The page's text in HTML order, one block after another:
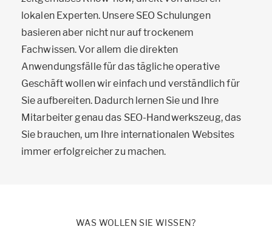
lokalen Experten. Unsere SEO Schulungen
basieren aber nicht nur auf trockenem
Fachwissen. Vor allem die direkten
Anwendungsfälle für das tägliche operative
Geschäft wollen wir einfach und verständlich für
Sie aufbereiten. Dadurch lernen Sie und Ihre
Mitarbeiter genau das SEO-Handwerkszeug, das
Sie brauchen, um Ihre internationalen Websites
immer erfolgreicher zu machen.
WAS WOLLEN SIE WISSEN?